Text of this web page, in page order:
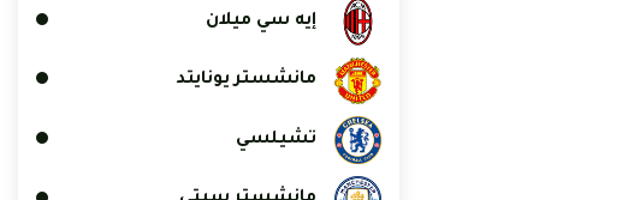
إيه سي ميلان
مانشستر يونايتد
تشيلسي